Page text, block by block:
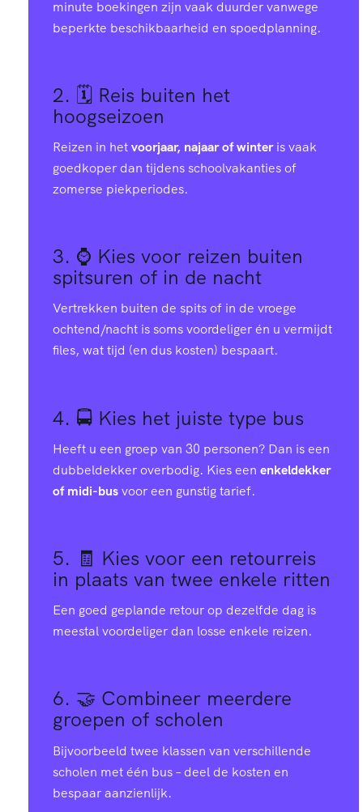
minute boekingen zijn vaak duurder vanwege
beperkte beschikbaarheid en spoedplanning.
2. 🗓️ Reis buiten het
hoogseizoen
Reizen in hetvoorjaar, najaar of winteris vaak
goedkoper dan tijdens schoolvakanties of
zomerse piekperiodes.
3. ⌚ Kies voor reizen buiten
spitsuren of in de nacht
Vertrekken buiten de spits of in de vroege
ochtend/nacht is soms voordeliger én u vermijdt
files, wat tijd (en dus kosten) bespaart.
4. 🚍 Kies het juiste type bus
Heeft u een groep van 30 personen? Dan is een
dubbeldekker overbodig. Kies een enkeldekker
of midi-busvoor een gunstig tarief.
5. 🧾 Kies voor een retourreis
in plaats van twee enkele ritten
Een goed geplande retour op dezelfde dag is
meestal voordeliger dan losse enkele reizen.
6. 🤝 Combineer meerdere
groepen of scholen
Bijvoorbeeld twee klassen van verschillende
scholen met één bus – deel de kosten en
bespaar aanzienlijk.